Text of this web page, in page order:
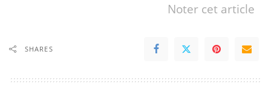
Noter cet article
SHARES